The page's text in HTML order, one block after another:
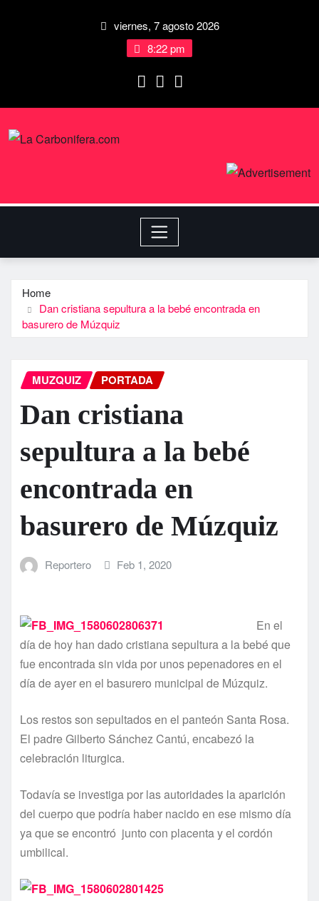
viernes, 7 agosto 2026
8:22 pm
Home
Dan cristiana sepultura a la bebé encontrada en
basurero de Múzquiz
MUZQUIZ PORTADA
Dan cristiana
sepultura a la bebé
encontrada en
basurero de Múzquiz
Reportero Feb 1, 2020
En el
día de hoy han dado cristiana sepultura a la bebé que
fue encontrada sin vida por unos pepenadores en el
día de ayer en el basurero municipal de Múzquiz.
Los restos son sepultados en el panteón Santa Rosa.
El padre Gilberto Sánchez Cantú, encabezó la
celebración liturgica.
Todavía se investiga por las autoridades la aparición
del cuerpo que podría haber nacido en ese mismo día
ya que se encontró junto con placenta y el cordón
umbilical.